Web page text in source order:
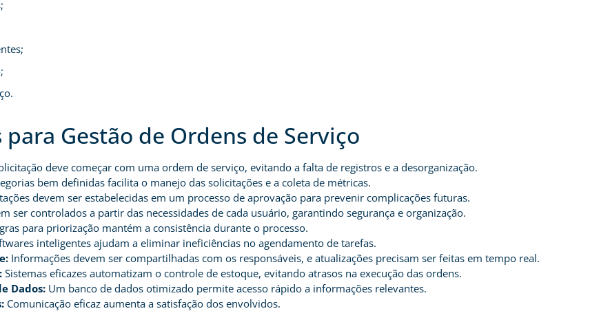
Gestão de Ordens de Serviço
deve começar com uma ordem de serviço, evitando a falta de registros e a desorganização.
bem definidas facilita o manejo das solicitações e a coleta de métricas.
devem ser estabelecidas em um processo de aprovação para prevenir complicações futuras.
ser controlados a partir das necessidades de cada usuário, garantindo segurança e organização.
para priorização mantém a consistência durante o processo.
inteligentes ajudam a eliminar ineficiências no agendamento de tarefas.
Informações devem ser compartilhadas com os responsáveis, e atualizações precisam ser feitas em tempo real.
Sistemas eficazes automatizam o controle de estoque, evitando atrasos na execução das ordens.
Dados: Um banco de dados otimizado permite acesso rápido a informações relevantes.
Comunicação eficaz aumenta a satisfação dos envolvidos.